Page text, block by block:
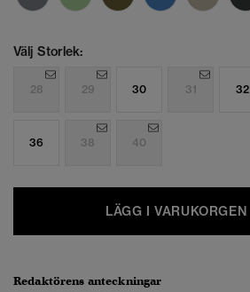
Välj Storlek:
28 29 30 31 32
36 38 40
LÄGG I VARUKORGEN
Redaktörens anteckningar